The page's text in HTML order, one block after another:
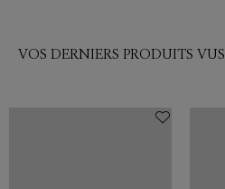
VOS DERNIERS PRODUITS VUS